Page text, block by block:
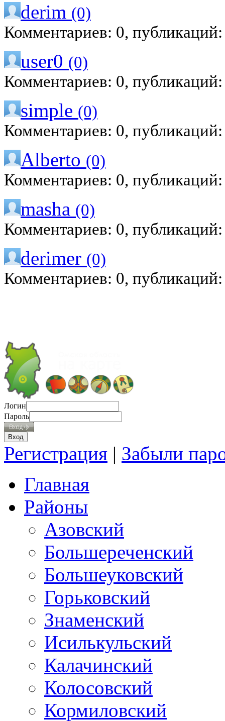
derim (0)
Комментариев: 0,
user0 (0)
Комментариев: 0,
simple (0)
Комментариев: 0,
Alberto (0)
Комментариев: 0,
masha (0)
Комментариев: 0,
derimer (0)
Комментариев: 0,
Логин
Пароль
Регистрация | Забыли
Главная
Районы
Азовский
Большереченский
Большеуковский
Горьковский
Знаменский
Исилькульский
Калачинский
Колосовский
Кормиловский